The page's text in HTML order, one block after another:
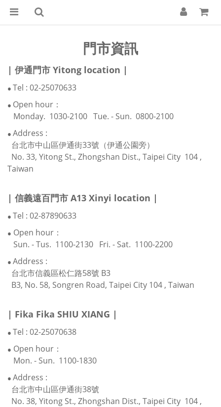
門市資訊
| 伊通門市 Yitong location |
● Tel : 02-25070633
● Open hour：
Monday. 1030-2100 Tue. - Sun. 0800-2100
● Address :
台北市中山區伊通街33號（伊通公園旁）
No. 33, Yitong St., Zhongshan Dist., Taipei City 104 ,
Taiwan
| 信義遠百門市 A13 Xinyi location |
● Tel : 02-87890633
● Open hour：
Sun. - Tus. 1100-2130 Fri. - Sat. 1100-2200
● Address :
台北市信義區松仁路58號 B3
B3, No. 58, Songren Road, Taipei City 104 , Taiwan
| Fika Fika SHIU XIANG |
● Tel : 02-25070638
● Open hour：
Mon. - Sun. 1100-1830
● Address :
台北市中山區伊通街38號
No. 38, Yitong St., Zhongshan Dist., Taipei City 104 ,